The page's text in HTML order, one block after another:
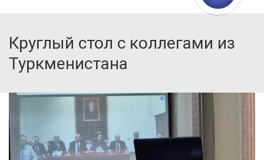
Круглый стол с коллегами из
Туркменистана